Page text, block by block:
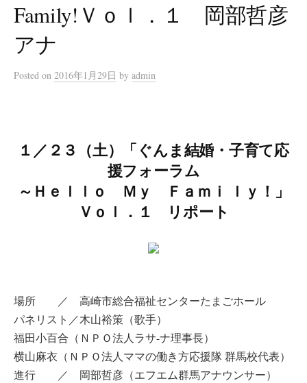
Family!Ｖｏｌ．１ 岡部哲彦
アナ
Posted on 2016年1月29日 by admin
１／２３（土）「ぐんま結婚・子育て応
援フォーラム
～Ｈｅｌｌｏ Ｍｙ Ｆａｍｉ ｌｙ！」
Ｖｏｌ．１ リポート
場所 ／ 高崎市総合福祉センターたまごホール
パネリスト／木山裕策（歌手）
福田小百合（ＮＰＯ法人ラサ-ナ理事長）
横山麻衣（ＮＰＯ法人ママの働き方応援隊 群馬校代表）
進行 ／ 岡部哲彦（エフエム群馬アナウンサー）